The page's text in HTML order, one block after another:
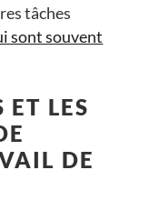
tâches
sont souvent
LES
DE